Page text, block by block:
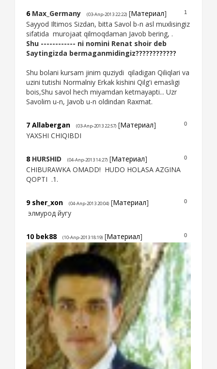
1
6 Max_Germany (03-Апр-2013 22:22) [Материал]
Sayyod Iltimos Sizdan, bitta Savol b-n asl muxlisingiz
sifatida murojaat qilmoqdaman Javob bering, .
Shu ------------ ni nomini Renat shoir deb
Saytingizda bermaganmidingiz????????????
Shu bolani kursam jinim quziydi qiladigan Qiliqlari va
uzini tutishi Normalniy Erkak kishini Qilg'i emasligi
bois,Shu savol hech miyamdan ketmayapti... Uzr
Savolim u-n, Javob u-n oldindan Raxmat.
0
7 Allabergan (03-Апр-2013 22:57) [Материал]
YAXSHI CHIQIBDI
0
8 HURSHID (04-Апр-2013 14:27) [Материал]
CHIBURAWKA OMADD! HUDO HOLASA AZGINA
QOPTI .1.
0
9 sher_xon (04-Апр-2013 20:04) [Материал]
элмурод йугу
0
10 bek88 (10-Апр-2013 18:19) [Материал]